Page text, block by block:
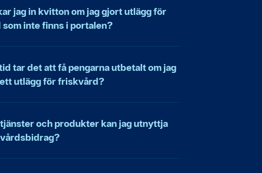
jag in kvitton om jag gjort utlägg för
inte finns i portalen?
tar det att få pengarna utbetalt om jag
utlägg för friskvård?
och produkter kan jag utnyttja